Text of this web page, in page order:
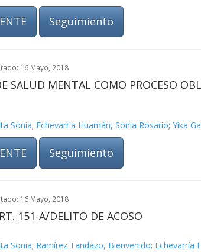
Seguimiento
16 Mayo, 2018
SALUD MENTAL COMO PROCESO
Sonia; Echevarría Huamán, Sonia Rosario; Yika
Seguimiento
16 Mayo, 2018
151-A/DELITO DE ACOSO
Sonia; Ramírez Tandazo, Bienvenido; Echevarría